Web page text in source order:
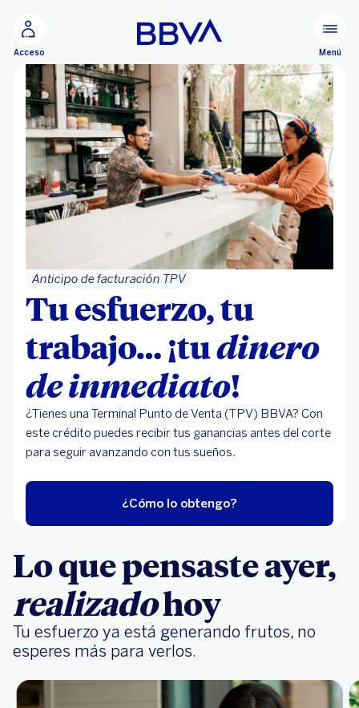
Acceso Menú
Anticipo de facturación TPV
Tu esfuerzo, tu
trabajo… ¡tudinero
de inmediato!
¿Tienes una Terminal Punto de Venta (TPV) BBVA? Con
este crédito puedes recibir tus ganancias antes del corte
para seguir avanzando con tus sueños.
¿Cómo lo obtengo?
Lo que pensaste ayer,
realizadohoy
Tu esfuerzo ya está generando frutos, no
esperes más para verlos.